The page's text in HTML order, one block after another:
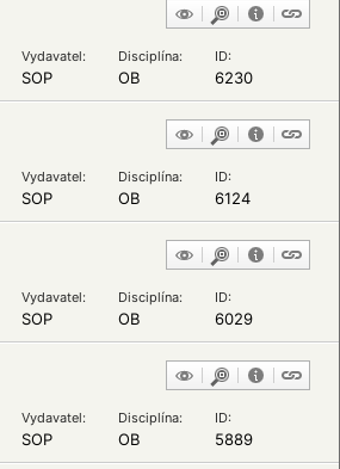
Vydavatel: Disciplína: ID:
SOP OB 6230
Vydavatel: Disciplína: ID:
SOP OB 6124
Vydavatel: Disciplína: ID:
SOP OB 6029
Vydavatel: Disciplína: ID:
SOP OB 5889